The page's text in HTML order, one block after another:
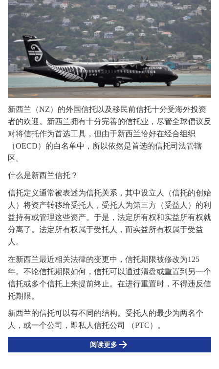
新西兰（NZ）的外国信托以及移民前信托十分受海外投资
者的欢迎。新西兰拥有十分完善的信托业 ， 尽管全球倡议反
对将信托作为首选工具，但由于新西兰恰好在经合组织
（OECD）的白名单中，所以依然是首选的信托司法管辖
区。
什么是新西兰信托 ？
信托定义通常被表述为信托关系，其中设立人（信托的创始
人）将资产转移给受托人，受托人为第三方（受益人）的利
益持有或管理这些资产。于是，法定所有权和实益所有权就
分离了。法定所有权属于受托人，而实益所有权属于受益
人。
在新西兰最近相关法律的变更中，信托期限被修改为125
年。不论信托期限如何，信托可以通过清盘或重置到另一个
信托或多个信托上来提前终止。在进行重置时，不得违反信
托期限。
新西兰的信托可以有不同的结构。受托人的最少为两名个
人，或一个公司，即私人信托公司 （PTC） 。
阅读更多